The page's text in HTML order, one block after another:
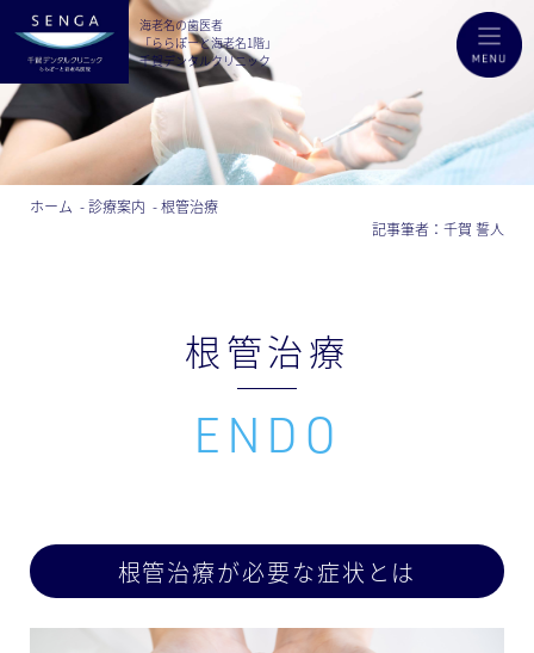
海老名の歯医者
「ららぽーと海老名1階」
千賀デンタルクリニック
ホーム 診療案内
根管治療
記事筆者： 千賀 誓人
根管治療
根管治療が必要な症状とは